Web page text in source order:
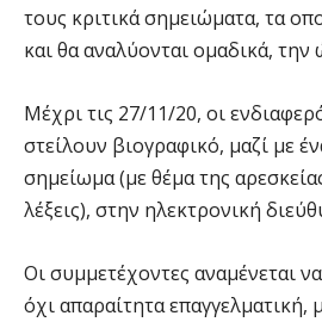
τους κριτικά σημειώματα, τα
και θα αναλύονται ομαδικά,
Μέχρι τις 27/11/20, οι
στείλουν βιογραφικό, μαζί με
σημείωμα (με θέμα της
λέξεις), στην ηλεκτρονική
Οι συμμετέχοντες αναμένεται
όχι απαραίτητα επαγγελματική,